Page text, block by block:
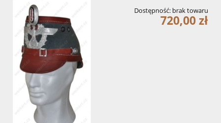
Dostępność: brak towaru
720,00 zł